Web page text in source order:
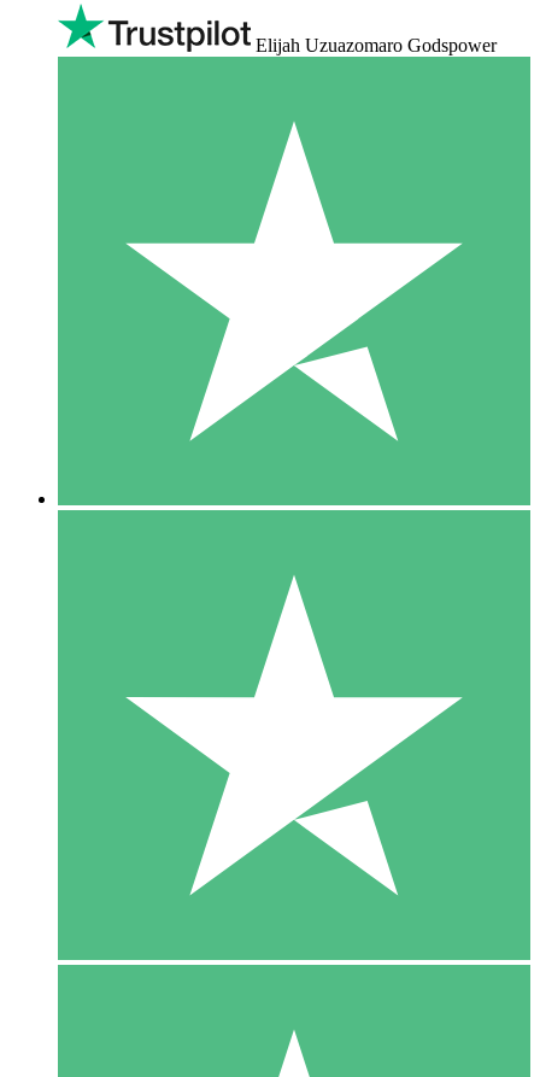
Elijah Uzuazomaro Godspower